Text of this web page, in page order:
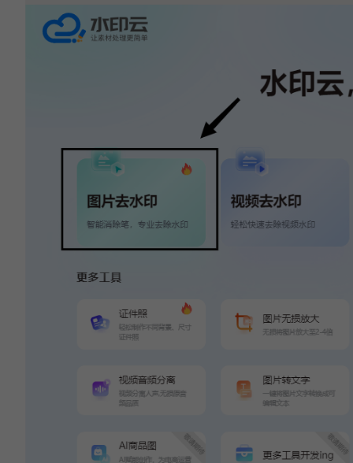
视
频
篇：
怎
水
个
方